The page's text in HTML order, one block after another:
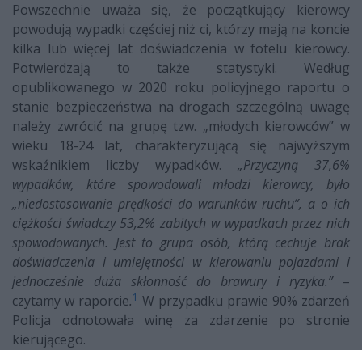
Powszechnie uważa się, że początkujący kierowcy
powodują wypadki częściej niż ci, którzy mają na koncie
kilka lub więcej lat doświadczenia w fotelu kierowcy.
Potwierdzają to także statystyki. Według
opublikowanego w 2020 roku policyjnego raportu o
stanie bezpieczeństwa na drogach szczególną uwagę
należy zwrócić na grupę tzw. „młodych kierowców” w
wieku 18-24 lat, charakteryzującą się najwyższym
wskaźnikiem liczby wypadków. „Przyczyną 37,6%
wypadków, które spowodowali młodzi kierowcy, było
„niedostosowanie prędkości do warunków ruchu”, a o ich
ciężkości świadczy 53,2% zabitych w wypadkach przez nich
spowodowanych. Jest to grupa osób, którą cechuje brak
doświadczenia i umiejętności w kierowaniu pojazdami i
jednocześnie duża skłonność do brawury i ryzyka.” –
czytamy w raporcie.1 W przypadku prawie 90% zdarzeń
Policja odnotowała winę za zdarzenie po stronie
kierującego.